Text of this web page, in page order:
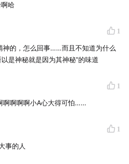
哈
1
神的，怎么回事……而且不知道为什么
是神秘就是因为其神秘”的味道
1
啊啊啊啊小A心大得可怕……
1
事的人